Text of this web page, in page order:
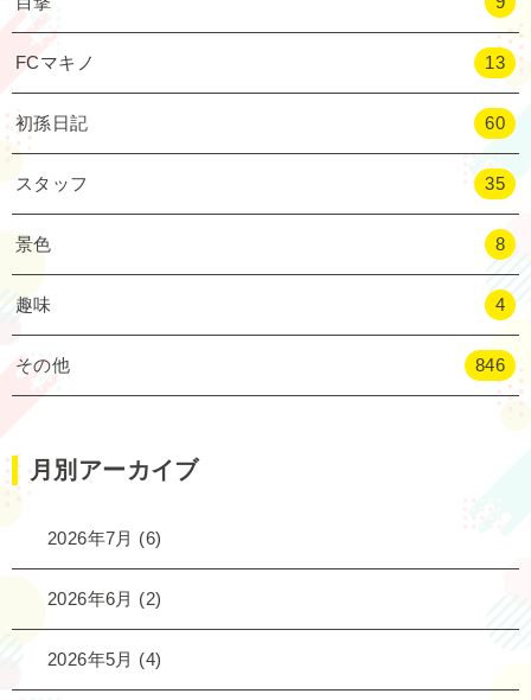
FCマキノ 13
初孫日記 60
スタッフ 35
景色 8
趣味 4
その他 846
月別アーカイブ
2026年7月 (6)
2026年6月 (2)
2026年5月 (4)